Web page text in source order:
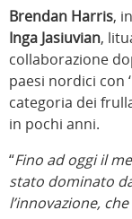
Brendan Harris,
Inga Jasiuvian,
collaborazione
paesi nordici con ‘
categoria dei
in pochi anni.
“Fino ad oggi il
stato dominato
l’innovazione,